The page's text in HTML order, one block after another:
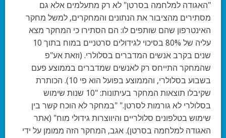
"האגודה למלחמה בסרטן" לא רק מתעלמים אלא גם
מסתירים מהציבור את הנתונים והמחקרים, למשל מחקר
האינטרפון שהם שותפים לו: הם הסתירו כי המחקר מצא
עליה של 80% בסיכוי לגידולים סרטניים במוח בתוך 10
שנים בקרב אנשים המדברים בסלולרי. (וזאת אע"פ
שהמחקר התייחס רק לאנשים שמדברים בממוצע פעם
בשבוע בסלולרי, והממוצע בפועל הוא פי 10). הכותרת
שקיבלו תוצאות המחקר בעיתונות: "10 שנות שימוש
בסלולרי לא גורמות לסרטן." "במחקר לא הוכח קשר בין
שימוש בטלפונים סלולריים והיווצרות גידולי מוח" (אתר
האגודה למלחמה בסרטן). אגב, המחקר הזה ממומן על ידי